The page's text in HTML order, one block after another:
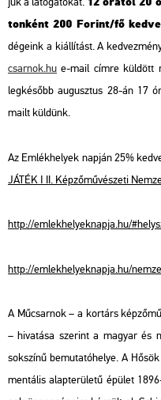
ton­ként 200 Fo­rint/fő
dé­ge­ink a ki­ál­lí­tást. A
csar­nok.​hu e-mail címre kül­dött
leg­ké­sőbb au­gusz­tus 28-án 17
mailt kül­dünk.
Az Em­lék­he­lyek nap­ján 25%
JÁ­TÉK ǀ II. Kép­ző­mű­vé­sze­ti
http://​eml​ekhe​lyek​napj​a.​hu/
http://​eml​ekhe​lyek​napj​a.​hu/​
A Mű­csar­nok – a kor­társ
– hi­va­tá­sa sze­rint a ma­gyar és
sok­szí­nű be­mu­ta­tó­he­lye. A
men­tá­lis alap­te­rü­le­tű épü­let